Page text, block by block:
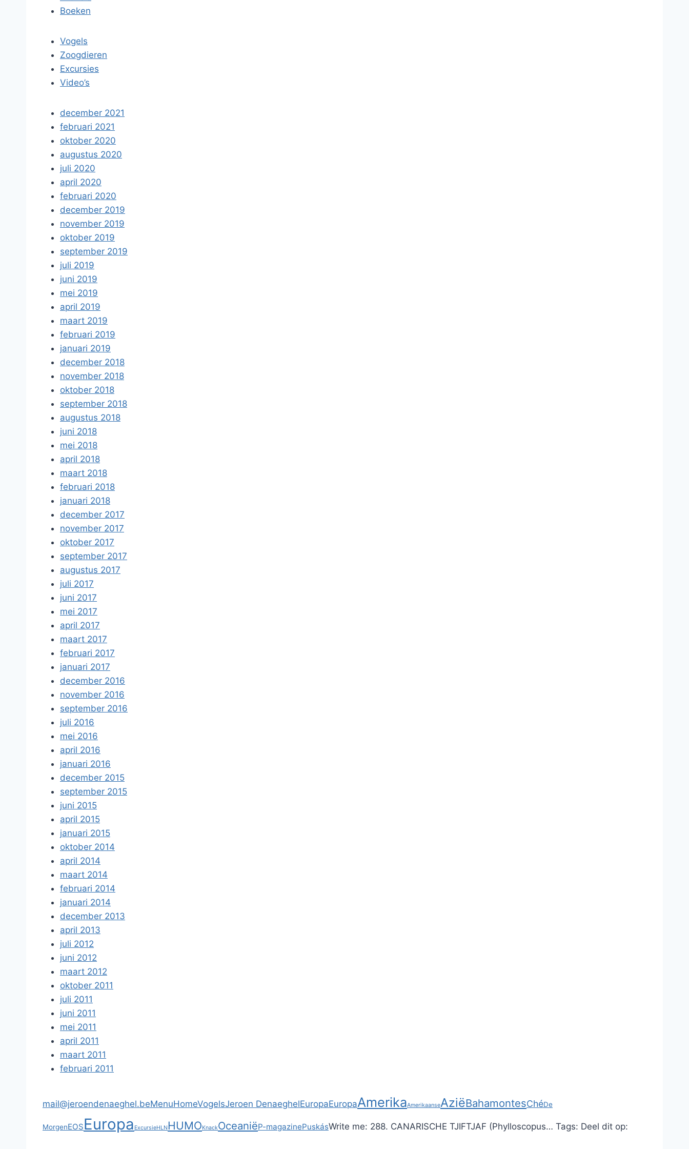
Boeken
Vogels
Zoogdieren
Excursies
Video’s
december 2021
februari 2021
oktober 2020
augustus 2020
juli 2020
april 2020
februari 2020
december 2019
november 2019
oktober 2019
september 2019
juli 2019
juni 2019
mei 2019
april 2019
maart 2019
februari 2019
januari 2019
december 2018
november 2018
oktober 2018
september 2018
augustus 2018
juni 2018
mei 2018
april 2018
maart 2018
februari 2018
januari 2018
december 2017
november 2017
oktober 2017
september 2017
augustus 2017
juli 2017
juni 2017
mei 2017
april 2017
maart 2017
februari 2017
januari 2017
december 2016
november 2016
september 2016
juli 2016
mei 2016
april 2016
januari 2016
december 2015
september 2015
juni 2015
april 2015
januari 2015
oktober 2014
april 2014
maart 2014
februari 2014
januari 2014
december 2013
april 2013
juli 2012
juni 2012
maart 2012
oktober 2011
juli 2011
juni 2011
mei 2011
april 2011
maart 2011
februari 2011
mail@jeroendenaeghel.beMenuHomeVogelsJeroen DenaeghelEuropaEuropaAmerikaAmerikaanseAziëBahamontesChéDe
MorgenEOSEuropa ExcursieHLNHUMOKnackOceaniëP-magazinePuskásWrite me: 288. CANARISCHE TJIFTJAF (Phylloscopus… Tags: Deel dit op: